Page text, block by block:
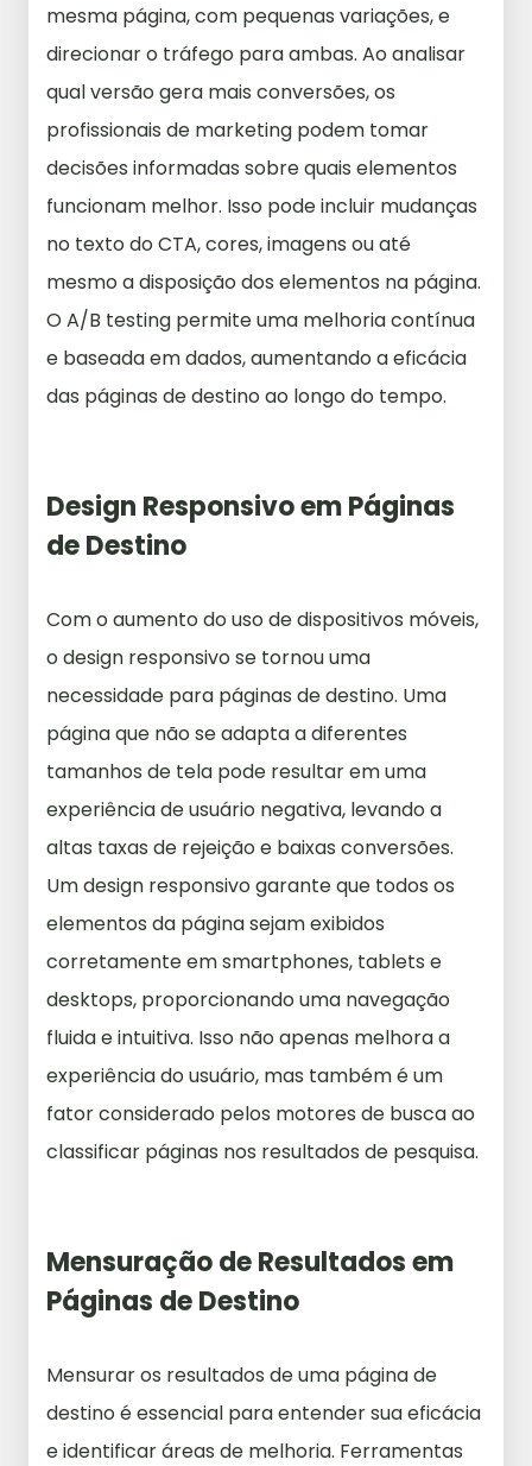
mesma página, com pequenas variações, e
direcionar o tráfego para ambas. Ao analisar
qual versão gera mais conversões, os
profissionais de marketing podem tomar
decisões informadas sobre quais elementos
funcionam melhor. Isso pode incluir mudanças
no texto do CTA, cores, imagens ou até
mesmo a disposição dos elementos na página.
O A/B testing permite uma melhoria contínua
e baseada em dados, aumentando a eficácia
das páginas de destino ao longo do tempo.
Design Responsivo em Páginas
de Destino
Com o aumento do uso de dispositivos móveis,
o design responsivo se tornou uma
necessidade para páginas de destino. Uma
página que não se adapta a diferentes
tamanhos de tela pode resultar em uma
experiência de usuário negativa, levando a
altas taxas de rejeição e baixas conversões.
Um design responsivo garante que todos os
elementos da página sejam exibidos
corretamente em smartphones, tablets e
desktops, proporcionando uma navegação
fluida e intuitiva. Isso não apenas melhora a
experiência do usuário, mas também é um
fator considerado pelos motores de busca ao
classificar páginas nos resultados de pesquisa.
Mensuração de Resultados em
Páginas de Destino
Mensurar os resultados de uma página de
destino é essencial para entender sua eficácia
e identificar áreas de melhoria. Ferramentas